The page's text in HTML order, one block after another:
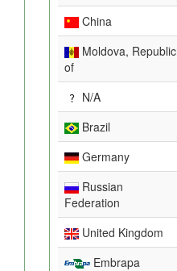
China
Moldova, Republic
of
N/A
Brazil
Germany
Russian
Federation
United Kingdom
Embrapa